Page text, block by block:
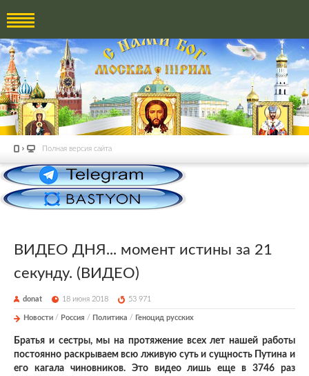
Полная версия сайта
ВИДЕО ДНЯ... момент истины за 21
секунду. (ВИДЕО)
donat 18 июня 2018 53 971
Новости / Россия / Политика / Геноцид русских
Братья и сестры, мы на протяжение всех лет нашей работы
постоянно раскрываем всю лживую суть и сущность Путина и
его кагала чиновников. Это видео лишь еще в 3746 раз